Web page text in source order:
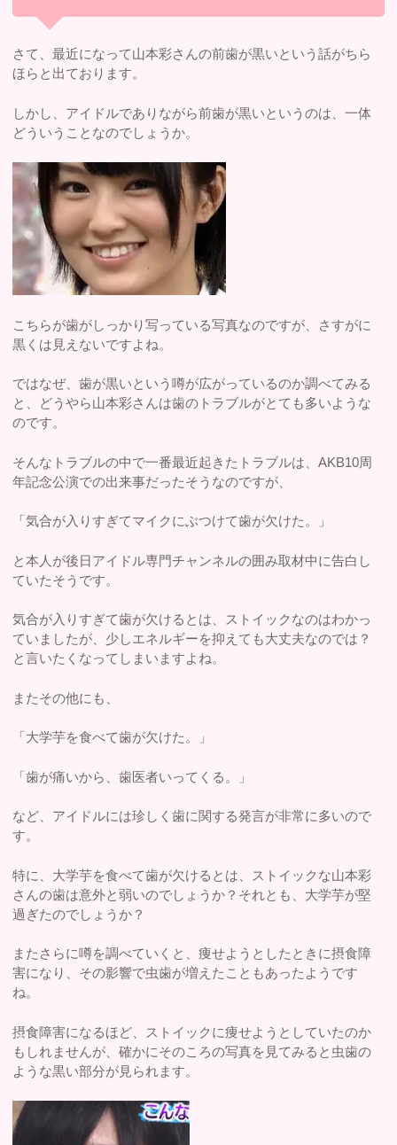
さて、最近になって山本彩さんの前歯が黒いという話がちら
ほらと出ております。
しかし、アイドルでありながら前歯が黒いというのは、一体
どういうことなのでしょうか。
こちらが歯がしっかり写っている写真なのですが、さすがに
黒くは見えないですよね。
ではなぜ、歯が黒いという噂が広がっているのか調べてみる
と、どうやら山本彩さんは歯のトラブルがとても多いような
のです。
そんなトラブルの中で一番最近起きたトラブルは、AKB10周
年記念公演での出来事だったそうなのですが、
「気合が入りすぎてマイクにぶつけて歯が欠けた。」
と本人が後日アイドル専門チャンネルの囲み取材中に告白し
ていたそうです。
気合が入りすぎて歯が欠けるとは、ストイックなのはわかっ
ていましたが、少しエネルギーを抑えても大丈夫なのでは？
と言いたくなってしまいますよね。
またその他にも、
「大学芋を食べて歯が欠けた。」
「歯が痛いから、歯医者いってくる。」
など、アイドルには珍しく歯に関する発言が非常に多いので
す。
特に、大学芋を食べて歯が欠けるとは、ストイックな山本彩
さんの歯は意外と弱いのでしょうか？それとも、大学芋が堅
過ぎたのでしょうか？
またさらに噂を調べていくと、痩せようとしたときに摂食障
害になり、その影響で虫歯が増えたこともあったようです
ね。
摂食障害になるほど、ストイックに痩せようとしていたのか
もしれませんが、確かにそのころの写真を見てみると虫歯の
ような黒い部分が見られます。